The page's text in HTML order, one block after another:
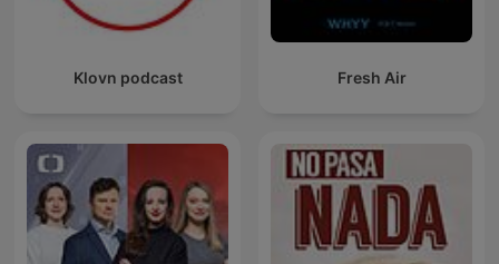
Klovn podcast Fresh Air